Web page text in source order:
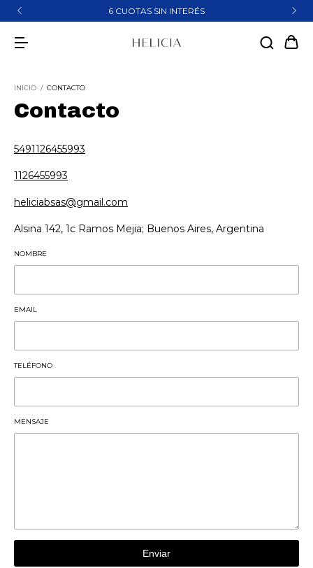
6 CUOTAS SIN INTERÉS
INICIO / CONTACTO
Contacto
5491126455993
1126455993
heliciabsas@gmail.com
Alsina 142, 1c Ramos Mejia; Buenos Aires, Argentina
NOMBRE
EMAIL
TELÉFONO
MENSAJE
Enviar